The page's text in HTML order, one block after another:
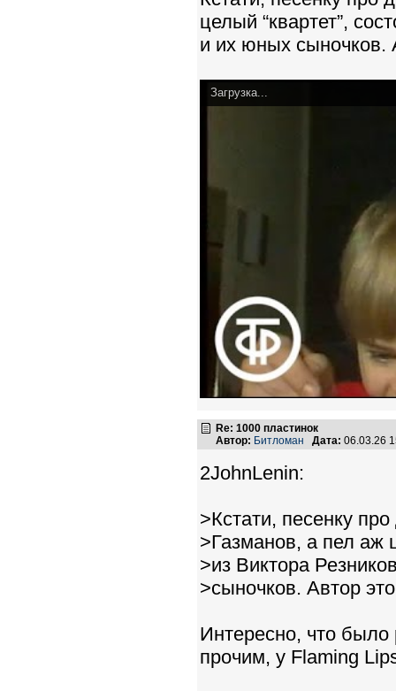
целый “квартет”,
и их юных сыночков.
Загрузка...
Re: 1000 пластинок
Автор: Битломан Дата: 06.03.26
2JohnLenin:
>Кстати, песенку
>Газманов, а пел аж
>из Виктора
>сыночков. Автор
Интересно, что
прочим, у Flaming